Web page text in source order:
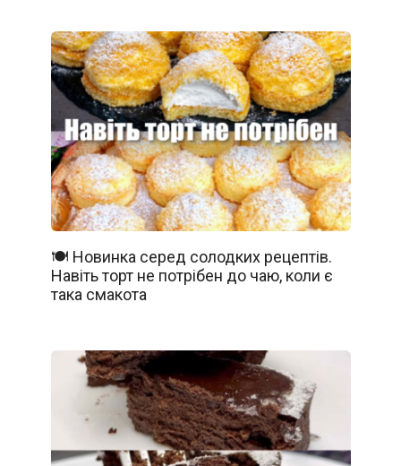
🍽️ Новинка серед солодких рецептів.
Навіть торт не потрібен до чаю, коли є
така смакота